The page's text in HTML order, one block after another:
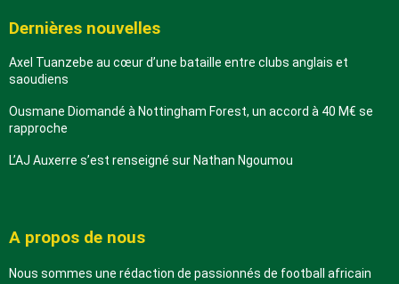
Dernières nouvelles
Axel Tuanzebe au cœur d’une bataille entre clubs anglais et
saoudiens
Ousmane Diomandé à Nottingham Forest, un accord à 40 M€ se
rapproche
L’AJ Auxerre s’est renseigné sur Nathan Ngoumou
A propos de nous
Nous sommes une rédaction de passionnés de football africain